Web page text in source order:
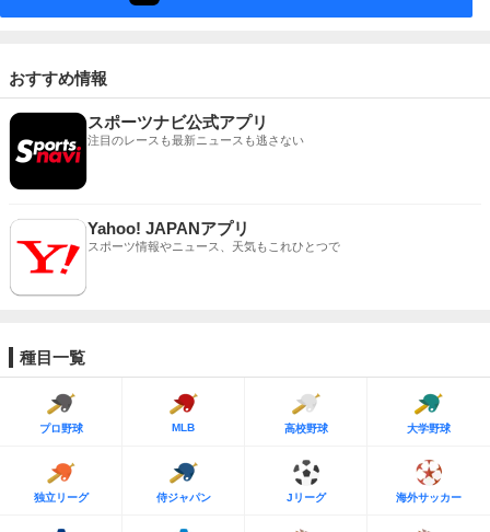
おすすめ情報
スポーツナビ公式アプリ
注目のレースも最新ニュースも逃さない
Yahoo! JAPANアプリ
スポーツ情報やニュース、天気もこれひとつで
種目一覧
プロ野球 MLB 高校野球 大学野球
独立リーグ 侍ジャパン Jリーグ 海外サッカー